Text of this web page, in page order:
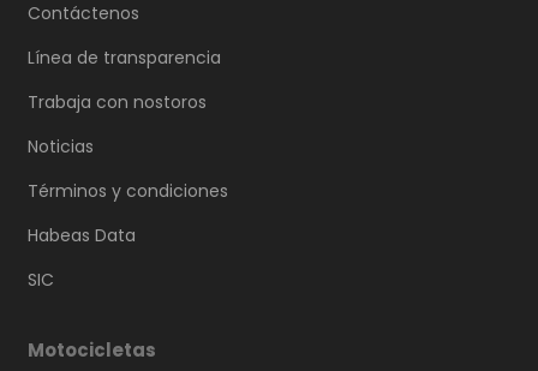
Contáctenos
Línea de transparencia
Trabaja con nostoros
Noticias
Términos y condiciones
Habeas Data
SIC
Motocicletas